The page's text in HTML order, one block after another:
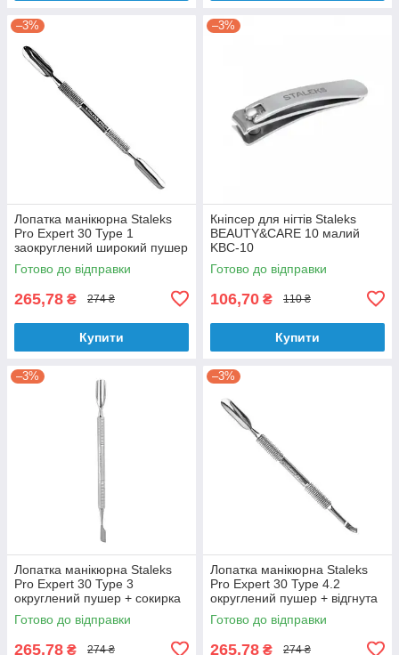
–3%
Лопатка манікюрна Staleks
Pro Expert 30 Type 1
заокруглений широкий пушер
+ округлений пушер PE-30/1
Готово до відправки
265,78 ₴ 274 ₴
Купити
–3%
Кніпсер для нігтів Staleks
BEAUTY&CARE 10 малий
KBC-10
Готово до відправки
106,70 ₴ 110 ₴
Купити
–3%
Лопатка манікюрна Staleks
Pro Expert 30 Type 3
округлений пушер + сокирка
PE-30/3
Готово до відправки
265,78 ₴ 274 ₴
–3%
Лопатка манікюрна Staleks
Pro Expert 30 Type 4.2
округлений пушер + відгнута
лопата PE-30/4.2
Готово до відправки
265,78 ₴ 274 ₴